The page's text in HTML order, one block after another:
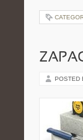
POSTED